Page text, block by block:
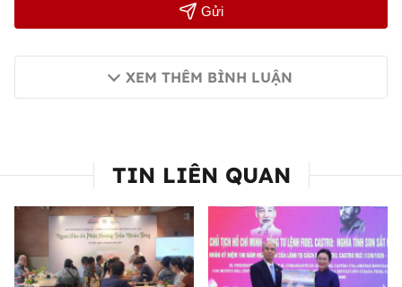
Gửi
XEM THÊM BÌNH LUẬN
TIN LIÊN QUAN